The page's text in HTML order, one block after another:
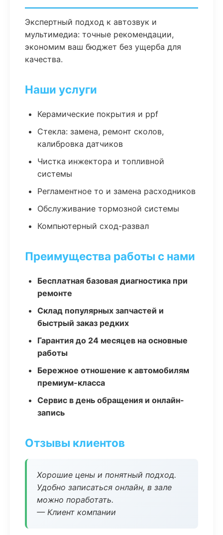
Экспертный подход к автозвук и
мультимедиа: точные рекомендации,
экономим ваш бюджет без ущерба для
качества.
Наши услуги
Керамические покрытия и ppf
Стекла: замена, ремонт сколов,
калибровка датчиков
Чистка инжектора и топливной
системы
Регламентное то и замена расходников
Обслуживание тормозной системы
Компьютерный сход-развал
Преимущества работы с нами
Бесплатная базовая диагностика при
ремонте
Склад популярных запчастей и
быстрый заказ редких
Гарантия до 24 месяцев на основные
работы
Бережное отношение к автомобилям
премиум-класса
Сервис в день обращения и онлайн-
запись
Отзывы клиентов
Хорошие цены и понятный подход.
Удобно записаться онлайн, в зале
можно поработать.
— Клиент компании